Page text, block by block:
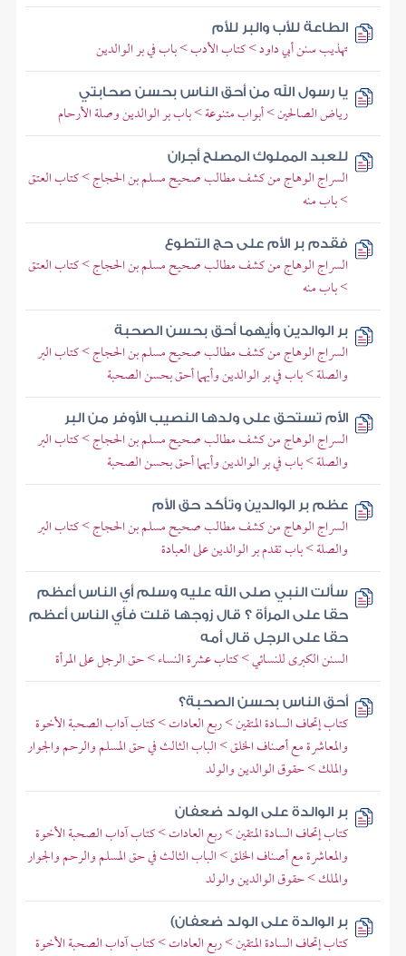
الطاعة للأب والبر للأم
تهذيب سنن أبي داود > كتاب الأدب > باب في بر الوالدين
يا رسول الله من أحق الناس بحسن صحابتي
رياض الصالحين > أبواب متنوعة > باب بر الوالدين وصلة الأرحام
للعبد المملوك المصلح أجران
السراج الوهاج من كشف مطالب صحيح مسلم بن الحجاج > كتاب العتق
> باب منه
فقدم بر الأم على حج التطوع
السراج الوهاج من كشف مطالب صحيح مسلم بن الحجاج > كتاب العتق
> باب منه
بر الوالدين وأيهما أحق بحسن الصحبة
السراج الوهاج من كشف مطالب صحيح مسلم بن الحجاج > كتاب البر
والصلة > باب في بر الوالدين وأيهما أحق بحسن الصحبة
الأم تستحق على ولدها النصيب الأوفر من البر
السراج الوهاج من كشف مطالب صحيح مسلم بن الحجاج > كتاب البر
والصلة > باب في بر الوالدين وأيهما أحق بحسن الصحبة
عظم بر الوالدين وتأكد حق الأم
السراج الوهاج من كشف مطالب صحيح مسلم بن الحجاج > كتاب البر
والصلة > باب تقدم بر الوالدين على العبادة
سألت النبي صلى الله عليه وسلم أي الناس أعظم
حقا على المرأة ؟ قال زوجها قلت فأي الناس أعظم
حقا على الرجل قال أمه
السنن الكبرى للنسائي > كتاب عشرة النساء > حق الرجل على المرأة
أحق الناس بحسن الصحبة؟
كتاب إتحاف السادة المتقين > ربع العادات > كتاب آداب الصحبة الأخوة
والمعاشرة مع أصناف الخلق > الباب الثالث في حق المسلم والرحم والجوار
والملك > حقوق الوالدين والولد
بر الوالدة على الولد ضعفان
كتاب إتحاف السادة المتقين > ربع العادات > كتاب آداب الصحبة الأخوة
والمعاشرة مع أصناف الخلق > الباب الثالث في حق المسلم والرحم والجوار
والملك > حقوق الوالدين والولد
بر الوالدة على الولد ضعفان)
كتاب إتحاف السادة المتقين > ربع العادات > كتاب آداب الصحبة الأخوة